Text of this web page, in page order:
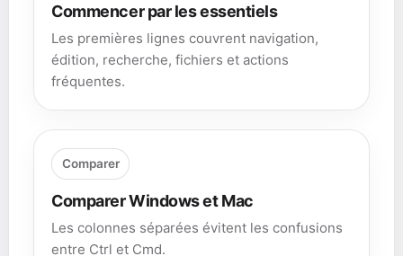
Commencer par les essentiels
Les premières lignes couvrent navigation,
édition, recherche, fichiers et actions
fréquentes.
Comparer
Comparer Windows et Mac
Les colonnes séparées évitent les confusions
entre Ctrl et Cmd.